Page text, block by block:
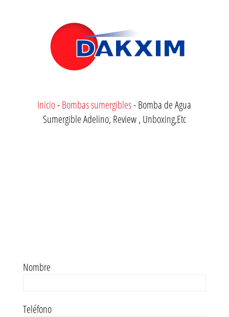
Inicio-Bombas sumergibles-Bomba de Agua
Sumergible Adelino, Review , Unboxing,Etc
Nombre
Teléfono